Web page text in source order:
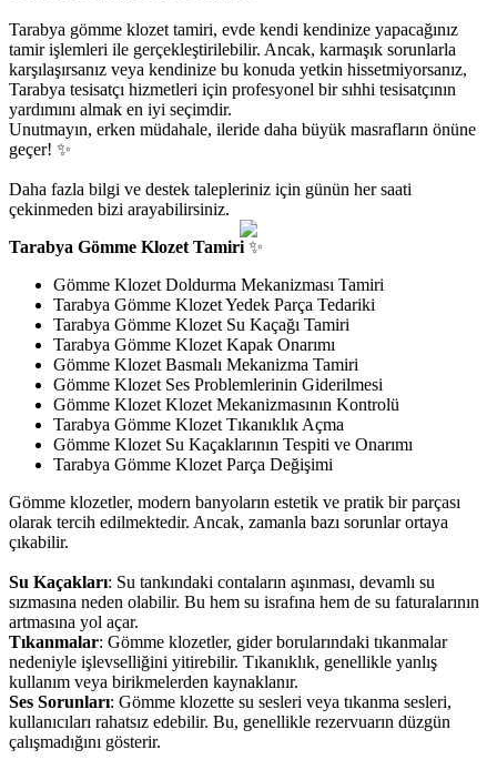
Tarabya gömme klozet tamiri, evde kendi kendinize yapacağınız
tamir işlemleri ile gerçekleştirilebilir. Ancak, karmaşık sorunlarla
karşılaşırsanız veya kendinize bu konuda yetkin hissetmiyorsanız,
Tarabya tesisatçı hizmetleri için profesyonel bir sıhhi tesisatçının
yardımını almak en iyi seçimdir.
Unutmayın, erken müdahale, ileride daha büyük masrafların önüne
geçer! ✨
Daha fazla bilgi ve destek talepleriniz için günün her saati
çekinmeden bizi arayabilirsiniz.
Tarabya Gömme Klozet Tamiri ✨
Gömme Klozet Doldurma Mekanizması Tamiri
Tarabya Gömme Klozet Yedek Parça Tedariki
Tarabya Gömme Klozet Su Kaçağı Tamiri
Tarabya Gömme Klozet Kapak Onarımı
Gömme Klozet Basmalı Mekanizma Tamiri
Gömme Klozet Ses Problemlerinin Giderilmesi
Gömme Klozet Klozet Mekanizmasının Kontrolü
Tarabya Gömme Klozet Tıkanıklık Açma
Gömme Klozet Su Kaçaklarının Tespiti ve Onarımı
Tarabya Gömme Klozet Parça Değişimi
Gömme klozetler, modern banyoların estetik ve pratik bir parçası
olarak tercih edilmektedir. Ancak, zamanla bazı sorunlar ortaya
çıkabilir.
Su Kaçakları: Su tankındaki contaların aşınması, devamlı su
sızmasına neden olabilir. Bu hem su israfına hem de su faturalarının
artmasına yol açar.
Tıkanmalar: Gömme klozetler, gider borularındaki tıkanmalar
nedeniyle işlevselliğini yitirebilir. Tıkanıklık, genellikle yanlış
kullanım veya birikmelerden kaynaklanır.
Ses Sorunları: Gömme klozette su sesleri veya tıkanma sesleri,
kullanıcıları rahatsız edebilir. Bu, genellikle rezervuarın düzgün
çalışmadığını gösterir.